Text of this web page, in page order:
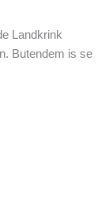
Landkrink
Butendem is se